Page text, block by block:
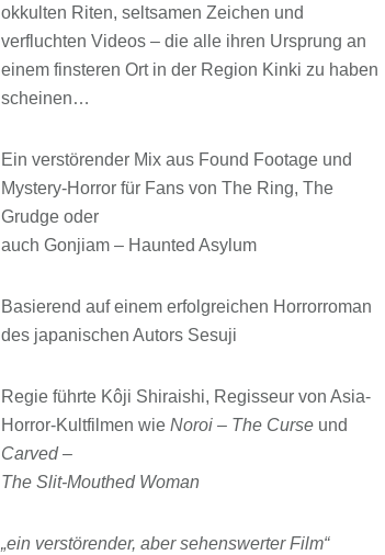
okkulten Riten, seltsamen Zeichen und
verfluchten Videos – die alle ihren Ursprung an
einem finsteren Ort in der Region Kinki zu haben
scheinen…
Ein verstörender Mix aus Found Footage und
Mystery-Horror für Fans von The Ring, The
Grudge oder
auch Gonjiam – Haunted Asylum
Basierend auf einem erfolgreichen Horrorroman
des japanischen Autors Sesuji
Regie führte Kôji Shiraishi, Regisseur von Asia-
Horror-Kultfilmen wieNoroi – The Curse und
Carved –
The Slit-Mouthed Woman
„ein verstörender, aber sehenswerter Film“